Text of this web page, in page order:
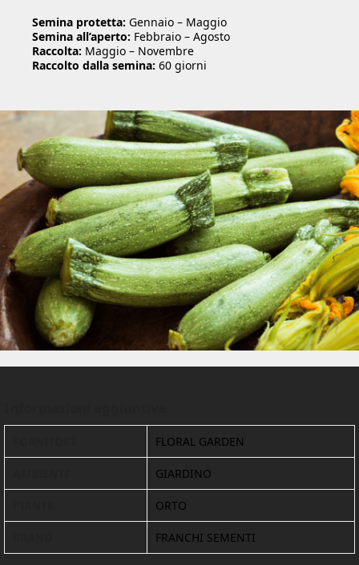
Semina protetta: Gennaio – Maggio
Semina all’aperto: Febbraio – Agosto
Raccolta: Maggio – Novembre
Raccolto dalla semina: 60 giorni
FLORAL GARDEN
GIARDINO
ORTO
FRANCHI SEMENTI